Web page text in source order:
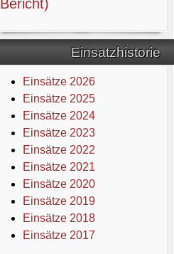
Bericht)
Einsatzhistorie
Einsätze 2026
Einsätze 2025
Einsätze 2024
Einsätze 2023
Einsätze 2022
Einsätze 2021
Einsätze 2020
Einsätze 2019
Einsätze 2018
Einsätze 2017